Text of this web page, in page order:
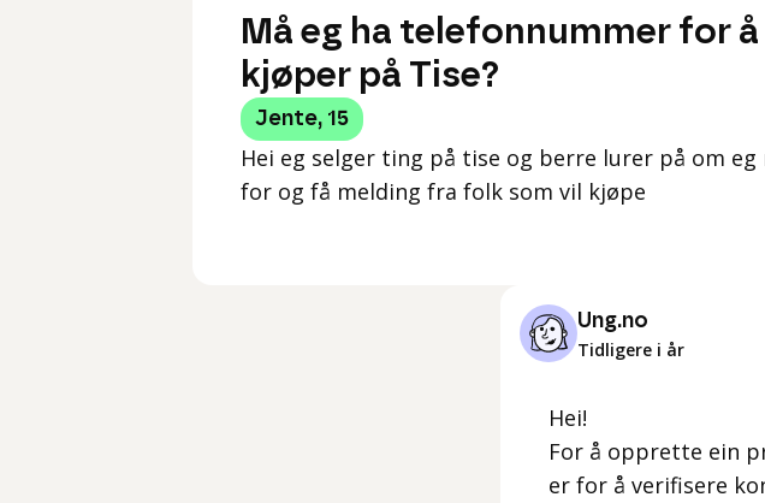
Må eg ha telefonnummer for
kjøper på Tise?
Jente, 15
Hei eg selger ting på tise og berre lurer på om
for og få melding fra folk som vil kjøpe
Ung.no
Tidligere i år
Hei!
For å opprette ein
er for å verifisere